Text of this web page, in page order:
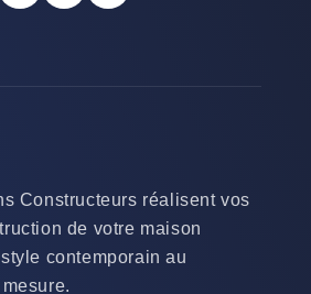
Constructeurs réalisent vos
de votre maison
contemporain au